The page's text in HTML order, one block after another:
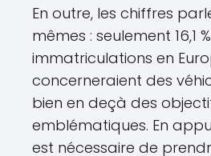
En outre, les chiffres
mêmes : seulement 16,1
immatriculations en
concerneraient des
bien en deçà des
emblématiques. En
est nécessaire de